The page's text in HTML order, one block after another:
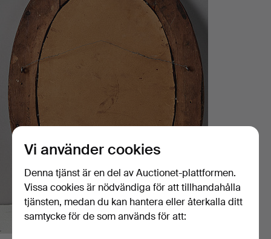
Vi använder cookies
Denna tjänst är en del av Auctionet-plattformen.
Vissa cookies är nödvändiga för att tillhandahålla
tjänsten, medan du kan hantera eller återkalla ditt
samtycke för de som används för att: